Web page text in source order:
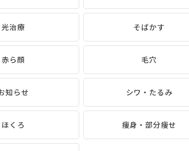
光治療 そばかす
赤ら顔 毛穴
知らせ シワ・たるみ
ほくろ 痩身・部分痩せ